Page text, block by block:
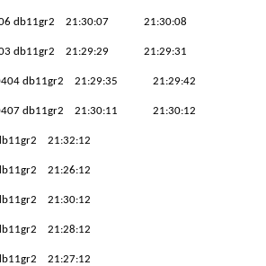
db11gr2 21:30:07 21:30:08
db11gr2 21:29:29 21:29:31
db11gr2 21:29:35 21:29:42
db11gr2 21:30:11 21:30:12
21:32:12
21:26:12
21:30:12
21:28:12
21:27:12